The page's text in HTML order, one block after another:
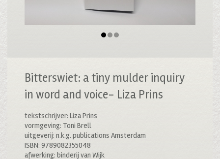
Bitterswiet: a tiny mulder inquiry
in word and voice- Liza Prins
tekstschrijver: Liza Prins
vormgeving: Toni Brell
uitgeverij: n.k.g. publications Amsterdam
ISBN: 9789082355048
afwerking: binderij van Wijk